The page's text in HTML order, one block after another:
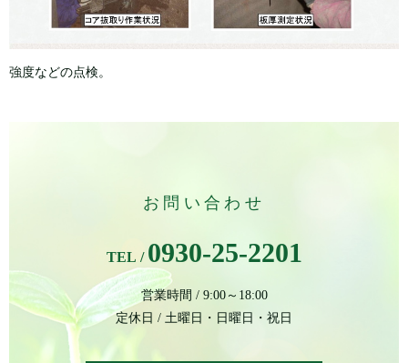
強度などの点検。
お問い合わせ
TEL / 0930-25-2201
営業時間 / 9:00～18:00
定休日 / 土曜日・日曜日・祝日